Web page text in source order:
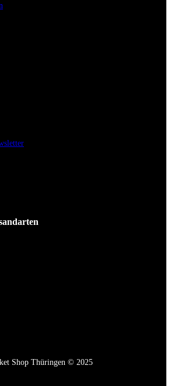
Shop Thüringen © 2025